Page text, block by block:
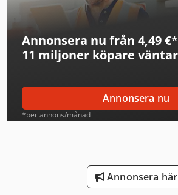
Liebherr Bulldozers
Liebherr Kylskåp
Linde Reachstacker
Man Tipper
Mann Hummel Filter
Mercedes Benz Tipper
Merlo Teleskoplastare
Annonsera nu från 4,49 €*
11 miljoner köpare
Annonsera nu
*per annons/månad
Annonsera här